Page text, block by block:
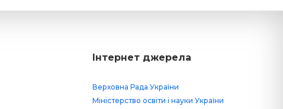
Інтернет джерела
Верховна Рада України
Міністерство освіти і науки України